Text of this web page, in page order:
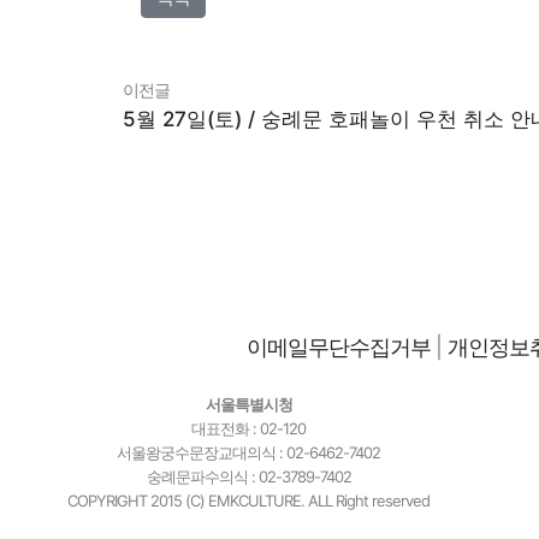
이전글
5월 27일(토) / 숭례문 호패놀이 우천 취소 안
이메일무단수집거부 개인정보
서울특별시청
대표전화 : 02-120
서울왕궁수문장교대의식 : 02-6462-7402
숭례문파수의식 : 02-3789-7402
COPYRIGHT 2015 (C) EMKCULTURE. ALL Right reserved